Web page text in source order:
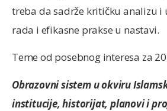
treba da sadrže kritičku analizu i
rada i efikasne prakse u nastavi.
Teme od posebnog interesa za
Obrazovni sistem u okviru
institucije, historijat, planovi i